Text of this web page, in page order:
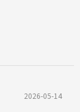
2026-05-14